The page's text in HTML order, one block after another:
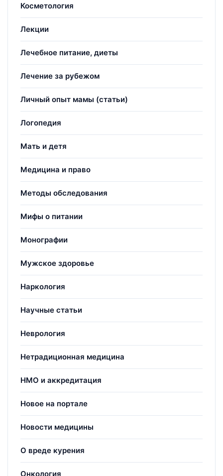
Косметология
Лекции
Лечебное питание, диеты
Лечение за рубежом
Личный опыт мамы (статьи)
Логопедия
Мать и детя
Медицина и право
Методы обследования
Мифы о питании
Монографии
Мужское здоровье
Наркология
Научные статьи
Неврология
Нетрадиционная медицина
НМО и аккредитация
Новое на портале
Новости медицины
О вреде курения
Онкология